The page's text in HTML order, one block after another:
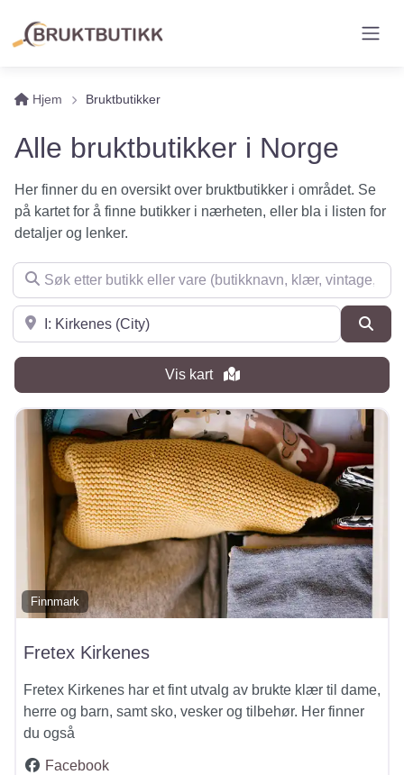
Hjem Bruktbutikker
Alle bruktbutikker i Norge
Her finner du en oversikt over bruktbutikker i området. Se
på kartet for å finne butikker i nærheten, eller bla i listen for
detaljer og lenker.
Søk etter butikk eller vare (butikknavn, klær, vintage, møbler
Søk i nærheten
Vis kart
Finnmark
Fretex Kirkenes
Fretex Kirkenes har et fint utvalg av brukte klær til dame,
herre og barn, samt sko, vesker og tilbehør. Her finner
du også
Facebook